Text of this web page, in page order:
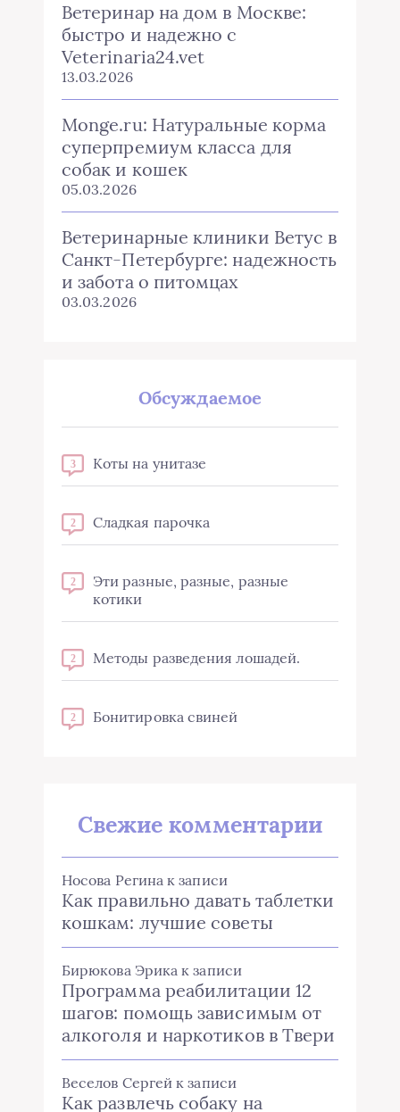
Ветеринар на дом в Москве:
быстро и надежно с
Veterinaria24.vet
13.03.2026
Monge.ru: Натуральные корма
суперпремиум класса для
собак и кошек
05.03.2026
Ветеринарные клиники Ветус в
Санкт-Петербурге: надежность
и забота о питомцах
03.03.2026
Обсуждаемое
3 Коты на унитазе
2 Сладкая парочка
2
Эти разные, разные, разные
котики
2 Методы разведения лошадей.
2 Бонитировка свиней
Свежие комментарии
Носова Регина к записи
Как правильно давать таблетки
кошкам: лучшие советы
Бирюкова Эрика к записи
Программа реабилитации 12
шагов: помощь зависимым от
алкоголя и наркотиков в Твери
Веселов Сергей к записи
Как развлечь собаку на